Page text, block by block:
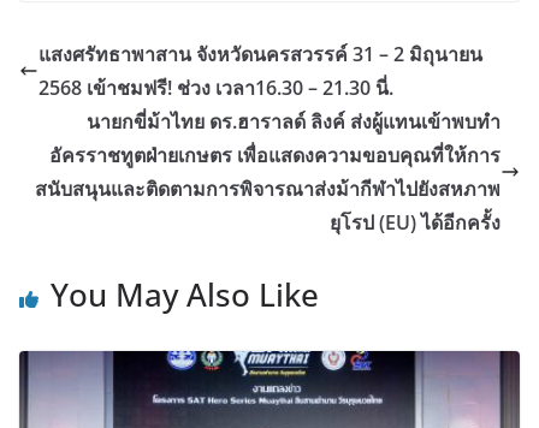
แสงศรัทธาพาสาน จังหวัดนครสวรรค์ 31 – 2 มิถุนายน
2568 เข้าชมฟรี! ช่วง เวลา16.30 – 21.30 นี่.
นายกขี่ม้าไทย ดร.ฮาราลด์ ลิงค์ ส่งผู้แทนเข้าพบทำ
อัครราชทูตฝ่ายเกษตร เพื่อแสดงความขอบคุณที่ให้การ
สนับสนุนและติดตามการพิจารณาส่งม้ากีฬาไปยังสหภาพ
ยุโรป (EU) ได้อีกครั้ง
You May Also Like